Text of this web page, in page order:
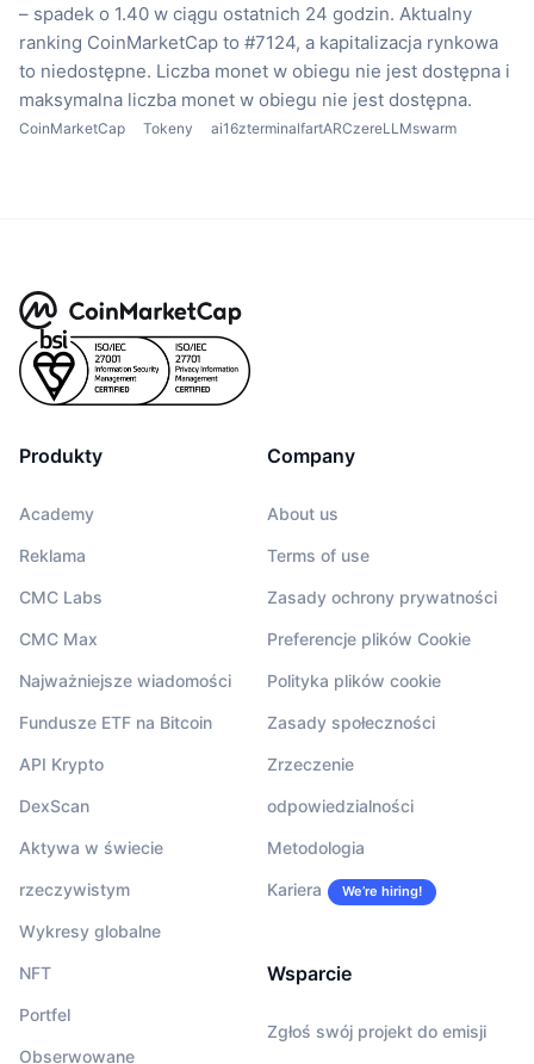
– spadek o 1.40 w ciągu ostatnich 24 godzin. Aktualny
ranking CoinMarketCap to #7124, a kapitalizacja rynkowa
to niedostępne. Liczba monet w obiegu nie jest dostępna i
maksymalna liczba monet w obiegu nie jest dostępna.
CoinMarketCap Tokeny ai16zterminalfartARCzereLLMswarm
Produkty
Academy
Reklama
CMC Labs
CMC Max
Najważniejsze wiadomości
Fundusze ETF na Bitcoin
API Krypto
DexScan
Aktywa w świecie
rzeczywistym
Wykresy globalne
NFT
Portfel
Obserwowane
Company
About us
Terms of use
Zasady ochrony prywatności
Preferencje plików Cookie
Polityka plików cookie
Zasady społeczności
Zrzeczenie
odpowiedzialności
Metodologia
Kariera We’re hiring!
Wsparcie
Zgłoś swój projekt do emisji